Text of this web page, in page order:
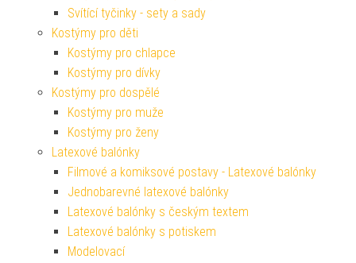
Svítící tyčinky - sety a sady
Kostýmy pro děti
Kostýmy pro chlapce
Kostýmy pro dívky
Kostýmy pro dospělé
Kostýmy pro muže
Kostýmy pro ženy
Latexové balónky
Filmové a komiksové postavy - Latexové balónky
Jednobarevné latexové balónky
Latexové balónky s českým textem
Latexové balónky s potiskem
Modelovací